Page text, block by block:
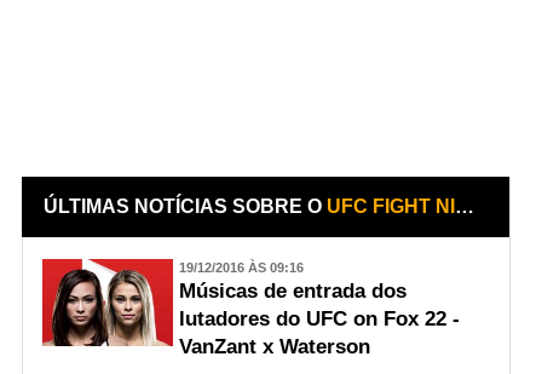
ÚLTIMAS NOTÍCIAS SOBRE O UFC FIGHT NIGHT - PAIGE VANZANT X MICHELLE WATERSON
19/12/2016 ÀS 09:16
Músicas de entrada dos
lutadores do UFC on Fox 22 -
VanZant x Waterson